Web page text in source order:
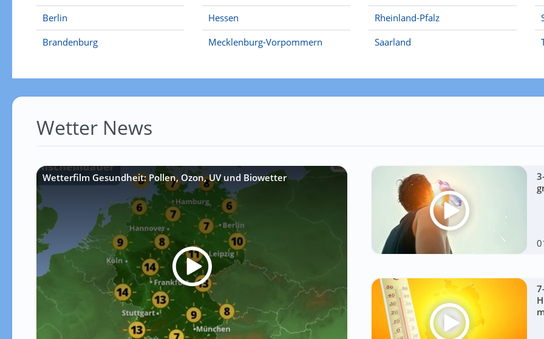
Berlin
Brandenburg
Hessen
Mecklenburg-Vorpommern
Rheinland-Pfalz
Saarland
Wetter News
Wetterfilm Gesundheit: Pollen, Ozon, UV und Biowetter